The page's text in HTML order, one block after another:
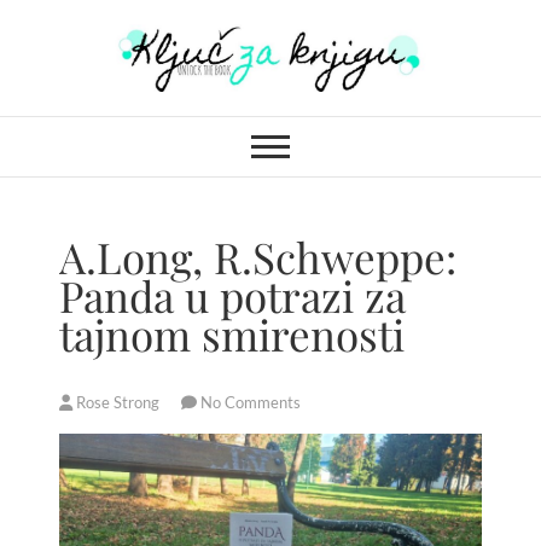
Ključ za knjigu
A.Long, R.Schweppe:
Panda u potrazi za
tajnom smirenosti
Rose Strong No Comments